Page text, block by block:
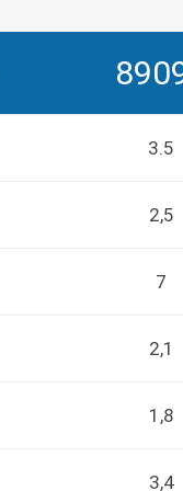
3.5
2,5
7
2,1
1,8
3,4